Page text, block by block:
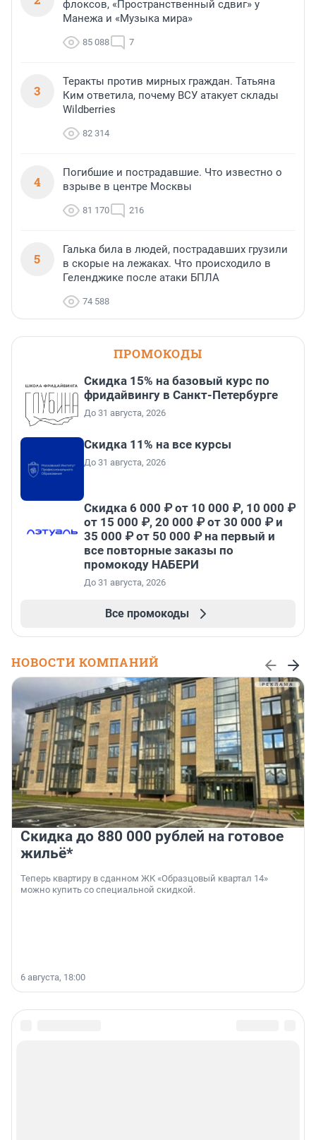
флоксов, «Пространственный сдвиг» у
Манежа и «Музыка мира»
85 088 7
3
Теракты против мирных граждан. Татьяна
Ким ответила, почему ВСУ атакует склады
Wildberries
82 314
4
Погибшие и пострадавшие. Что известно о
взрыве в центре Москвы
81 170 216
5
Галька била в людей, пострадавших грузили
в скорые на лежаках. Что происходило в
Геленджике после атаки БПЛА
74 588
ПРОМОКОДЫ
Скидка 15% на базовый курс по
фридайвингу в Санкт-Петербурге
До 31 августа, 2026
Скидка 11% на все курсы
До 31 августа, 2026
Скидка 6 000 ₽ от 10 000 ₽, 10 000 ₽
от 15 000 ₽, 20 000 ₽ от 30 000 ₽ и
35 000 ₽ от 50 000 ₽ на первый и
все повторные заказы по
промокоду НАБЕРИ
До 31 августа, 2026
Все промокоды
НОВОСТИ КОМПАНИЙ
Скидка до 880 000 рублей на готовое
жильё*
Теперь квартиру в сданном ЖК «Образцовый квартал 14»
можно купить со специальной скидкой.
6 августа, 18:00